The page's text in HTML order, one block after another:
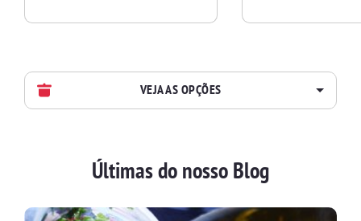
VEJA AS OPÇÕES
BATIDAS
Últimas do nosso Blog